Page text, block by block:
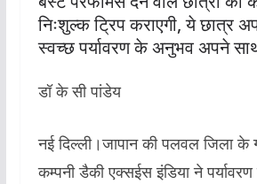
निःशुल्क ट्रिप कराएगी, ये छात्र
स्वच्छ पर्यावरण के अनुभव अपने
डॉ के सी पांडेय
नई दिल्ली।जापान की पलवल जिला के
कम्पनी डैकी एक्सईस इंडिया ने